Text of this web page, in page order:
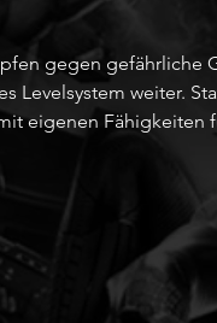
gegen gefährliche
Levelsystem weiter.
eigenen Fähigkeiten